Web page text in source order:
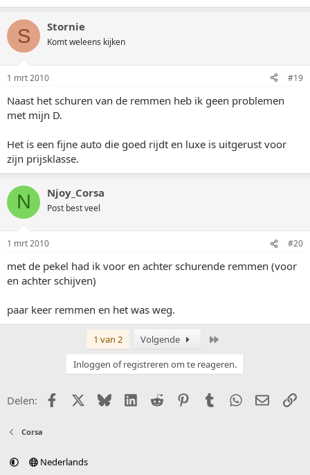
S Stornie
Komt weleens kijken
1 mrt 2010 #19
Naast het schuren van de remmen heb ik geen problemen
met mijn D.
Het is een fijne auto die goed rijdt en luxe is uitgerust voor
zijn prijsklasse.
N Njoy_Corsa
Post best veel
1 mrt 2010 #20
met de pekel had ik voor en achter schurende remmen (voor
en achter schijven)
paar keer remmen en het was weg.
1 van 2 Volgende
Inloggen of registreren om te reageren.
Delen: FacebookX (Twitter)
BlueskyLinkedIn
Reddit PinterestTumblr WhatsApp
E-mail
Corsa
Nederlands